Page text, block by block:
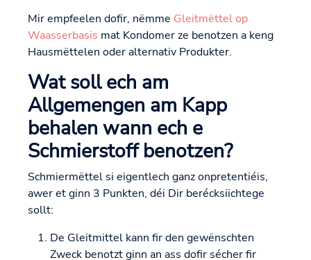
Mir empfeelen dofir, nëmme Gleitmëttel op
Waasserbasis mat Kondomer ze benotzen a keng
Hausmëttelen oder alternativ Produkter.
Wat soll ech am
Allgemengen am Kapp
behalen wann ech e
Schmierstoff benotzen?
Schmiermëttel si eigentlech ganz onpretentiéis,
awer et ginn 3 Punkten, déi Dir berécksiichtege
sollt:
De Gleitmittel kann fir den gewënschten
Zweck benotzt ginn an ass dofir sécher fir